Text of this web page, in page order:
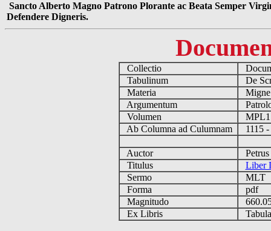
Sancto Alberto Magno Patrono Plorante ac Beata Semper
Defendere Digneris.
Collectio
Tabulinum
De
Materia
Argumentum
Volumen
Ab Columna ad Culumnam
1115
Auctor
Titulus
Liber
Sermo
MLT
Forma
pdf
Magnitudo
Ex Libris